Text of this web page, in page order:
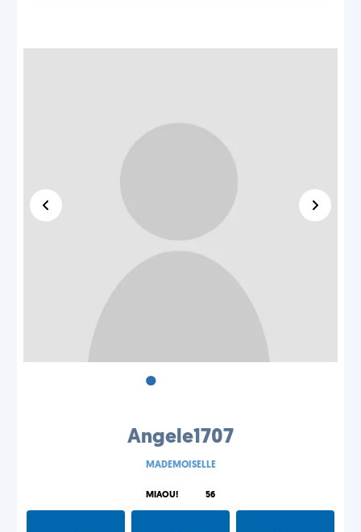
•
Angele1707
MADEMOISELLE
MIAOU! 56